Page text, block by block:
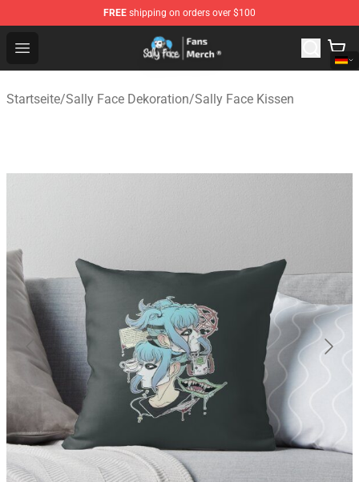
FREE shipping on orders over $100
Open menu
Sally Face Store - Official Sally Face Merchandise Shop
Startseite/Sally Face Dekoration/Sally Face Kissen